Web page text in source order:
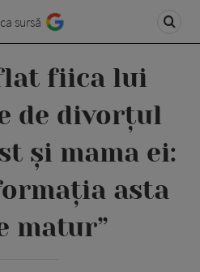
sursă
fiica lui
de divorțul
și mama ei:
asta
matur”